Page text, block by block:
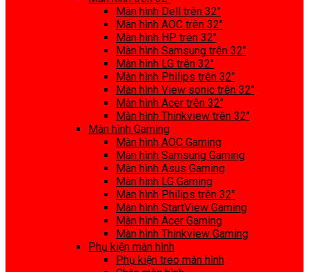
Màn hình Dell trên 32″
Màn hình AOC trên 32″
Màn hình HP trên 32″
Màn hình Samsung trên 32″
Màn hình LG trên 32″
Màn hình Philips trên 32″
Màn hình View sonic trên 32″
Màn hình Acer trên 32″
Màn hình Thinkview trên 32″
Màn hình Gaming
Màn hình AOC Gaming
Màn hình Samsung Gaming
Màn hình Asus Gaming
Màn hình LG Gaming
Màn hình Philips trên 32″
Màn hình StartView Gaming
Màn hình Acer Gaming
Màn hình Thinkview Gaming
Phụ kiện màn hình
Phụ kiện treo màn hình